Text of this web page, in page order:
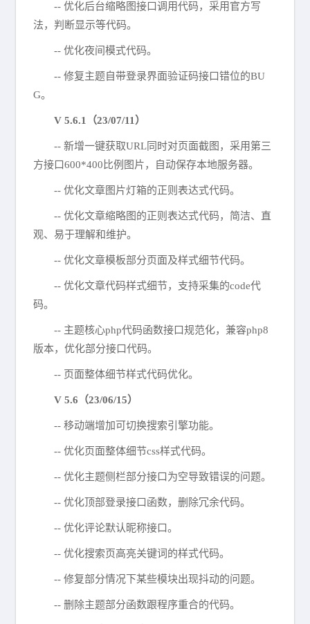
-- 优化后台缩略图接口调用代码，采用官方写
法，判断显示等代码。
-- 优化夜间模式代码。
-- 修复主题自带登录界面验证码接口错位的BU
G。
V 5.6.1（23/07/11）
-- 新增一键获取URL同时对页面截图，采用第三
方接口600*400比例图片，自动保存本地服务器。
-- 优化文章图片灯箱的正则表达式代码。
-- 优化文章缩略图的正则表达式代码，简洁、直
观、易于理解和维护。
-- 优化文章模板部分页面及样式细节代码。
-- 优化文章代码样式细节，支持采集的code代
码。
-- 主题核心php代码函数接口规范化，兼容php8
版本，优化部分接口代码。
-- 页面整体细节样式代码优化。
V 5.6（23/06/15）
-- 移动端增加可切换搜索引擎功能。
-- 优化页面整体细节css样式代码。
-- 优化主题侧栏部分接口为空导致错误的问题。
-- 优化顶部登录接口函数，删除冗余代码。
-- 优化评论默认昵称接口。
-- 优化搜索页高亮关键词的样式代码。
-- 修复部分情况下某些模块出现抖动的问题。
-- 删除主题部分函数跟程序重合的代码。